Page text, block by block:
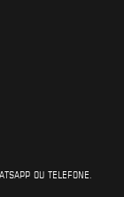
OU TELEFONE.